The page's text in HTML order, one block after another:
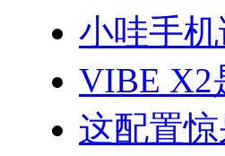
小哇手
VIBE X2
这配置